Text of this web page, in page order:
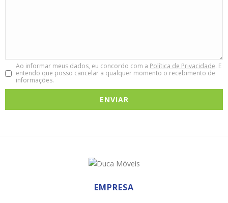
Ao informar meus dados, eu concordo com a Política de Privacidade. E
entendo que posso cancelar a qualquer momento o recebimento de
informações.
EMPRESA